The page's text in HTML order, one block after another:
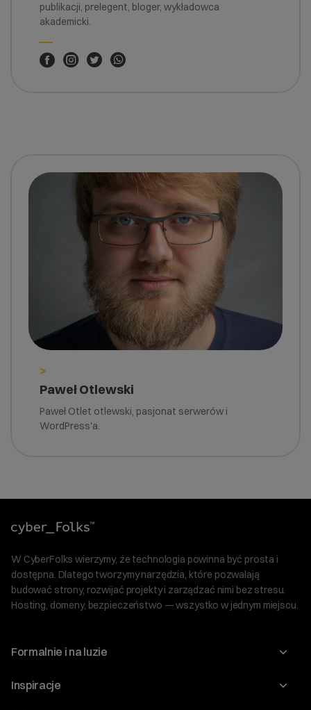
publikacji, prelegent, bloger, wykładowca
akademicki.
>
Paweł Otlewski
Paweł Otlet otlewski, pasjonat serwerów i
WordPress'a.
W CyberFolks wierzymy, że technologia powinna być prosta i
dostępna. Dlatego tworzymy narzędzia, które pozwalają
budować strony, rozwijać projekty i zarządzać nimi bez stresu.
Hosting, domeny, bezpieczeństwo — wszystko w jednym miejscu.
Formalnie i na luzie
O nas
Inspiracje